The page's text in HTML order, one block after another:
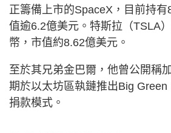
正籌備上市的SpaceX，目前持
值逾6.2億美元。特斯拉（TSLA
幣，市值約8.62億美元。
至於其兄弟金巴爾，他曾公開稱
期於以太坊區執鏈推出Big
捐款模式。